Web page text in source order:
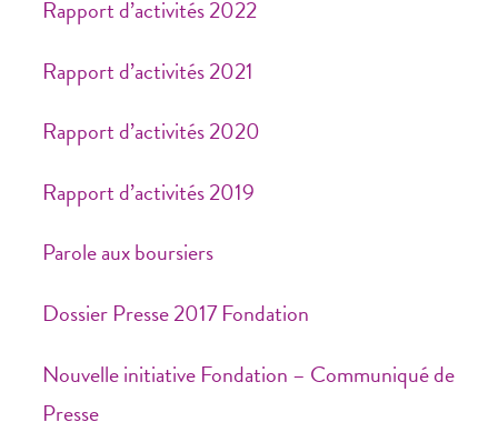
Rapport d’activités 2022
Rapport d’activités 2021
Rapport d’activités 2020
Rapport d’activités 2019
Parole aux boursiers
Dossier Presse 2017 Fondation
Nouvelle initiative Fondation – Communiqué de
Presse